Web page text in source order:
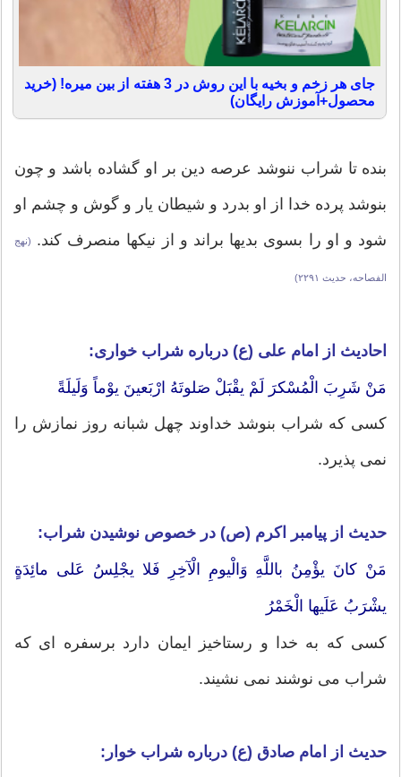
جای هر زخم و بخیه با این روش در 3 هفته از بین میره! (خرید
محصول+آموزش رایگان)
بنده تا شراب ننوشد عرصه دين بر او گشاده باشد و چون
بنوشد پرده خدا از او بدرد و شيطان يار و گوش و چشم او
شود و او را بسوى بديها براند و از نيكها منصرف كند.
(نهج
الفصاحه، حديث ۲۲۹۱)
احادیث از امام علی (ع) درباره شراب خواری:
مَنْ شَرِبَ الْمُسْکرَ لَمْ یقْبَلْ صَلوتَهُ ارْبَعینَ یوْماً وَلَیلَةً
کسی که شراب بنوشد خداوند چهل شبانه روز نمازش را
نمی پذیرد.
حدیث از پیامبر اکرم (ص) در خصوص نوشیدن شراب:
مَنْ کانَ یؤْمِنُ باللَّهِ وَالْیومِ الْآخِرِ فَلا یجْلِسُ عَلی مائِدَةٍ
یشْرَبُ عَلَیها الْخَمْرُ
کسی که به خدا و رستاخیز ایمان دارد برسفره ای که
شراب می نوشند نمی نشیند.
حدیث از
امام صادق (ع) درباره شراب خوار: